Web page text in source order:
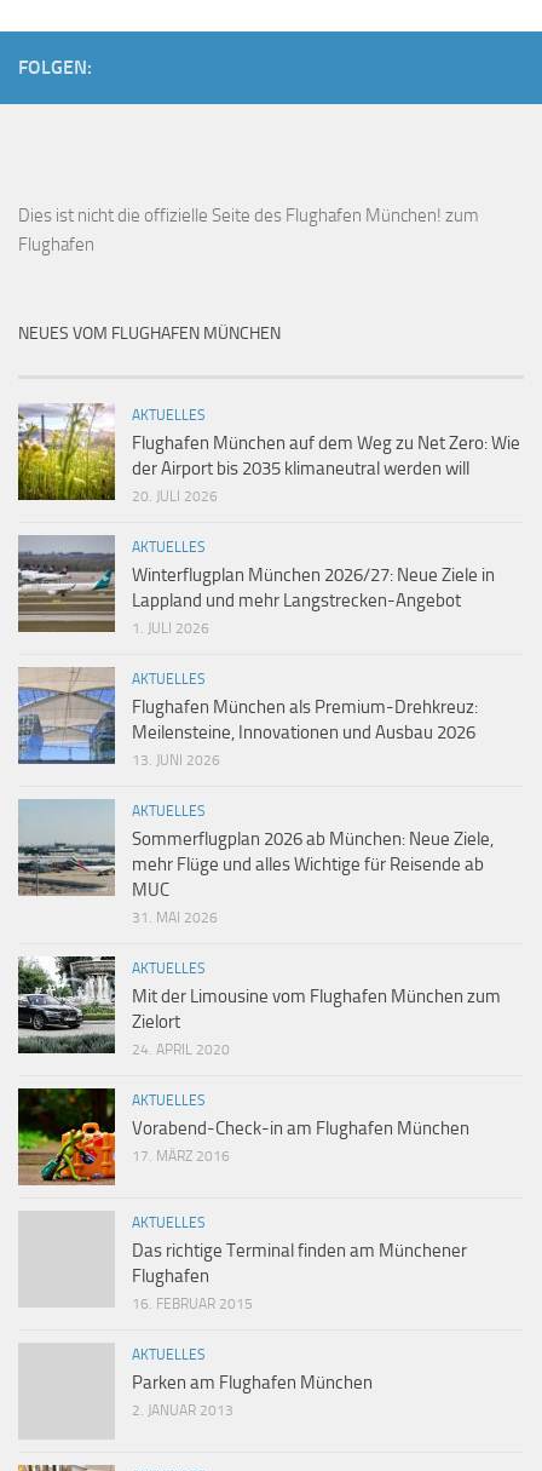
FOLGEN:
Dies ist nicht die offizielle Seite des Flughafen München! zum
Flughafen
NEUES VOM FLUGHAFEN MÜNCHEN
AKTUELLES
Flughafen München auf dem Weg zu Net Zero: Wie
der Airport bis 2035 klimaneutral werden will
20. JULI 2026
AKTUELLES
Winterflugplan München 2026/27: Neue Ziele in
Lappland und mehr Langstrecken-Angebot
1. JULI 2026
AKTUELLES
Flughafen München als Premium-Drehkreuz:
Meilensteine, Innovationen und Ausbau 2026
13. JUNI 2026
AKTUELLES
Sommerflugplan 2026 ab München: Neue Ziele,
mehr Flüge und alles Wichtige für Reisende ab
MUC
31. MAI 2026
AKTUELLES
Mit der Limousine vom Flughafen München zum
Zielort
24. APRIL 2020
AKTUELLES
Vorabend-Check-in am Flughafen München
17. MÄRZ 2016
AKTUELLES
Das richtige Terminal finden am Münchener
Flughafen
16. FEBRUAR 2015
AKTUELLES
Parken am Flughafen München
2. JANUAR 2013